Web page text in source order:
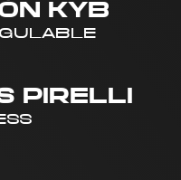
KYB
PIRELLI